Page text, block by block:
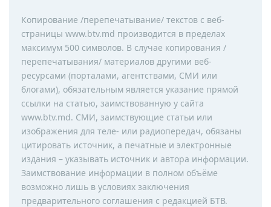
Копирование /перепечатывание/ текстов с веб-
страницы www.btv.md производится в пределах
максимум 500 символов. В случае копирования /
перепечатывания/ материалов другими веб-
ресурсами (порталами, агентствами, СМИ или
блогами), обязательным является указание прямой
ссылки на статью, заимствованную у сайта
www.btv.md. СМИ, заимствующие статьи или
изображения для теле- или радиопередач, обязаны
цитировать источник, а печатные и электронные
издания – указывать источник и автора информации.
Заимствование информации в полном объёме
возможно лишь в условиях заключения
предварительного соглашения с редакцией БТВ.